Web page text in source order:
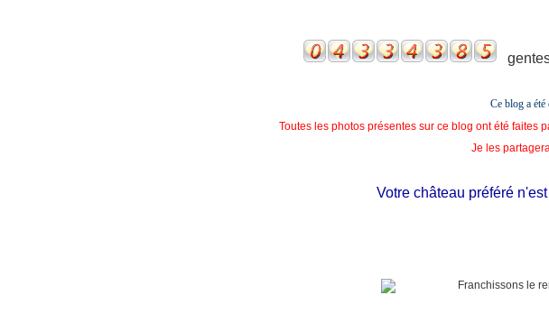
Ce blog a
Toutes les photos présentes sur ce blog ont été faites
Je les
Votre château préféré n'est